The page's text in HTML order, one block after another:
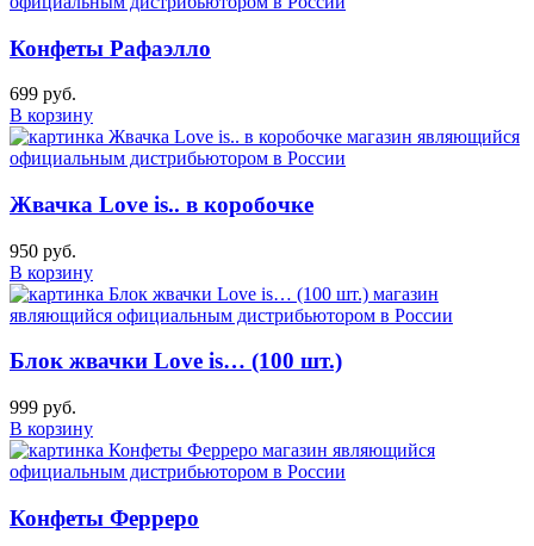
Конфеты Рафаэлло
699 руб.
В корзину
Жвачка Love is.. в коробочке
950 руб.
В корзину
Блок жвачки Love is… (100 шт.)
999 руб.
В корзину
Конфеты Ферреро